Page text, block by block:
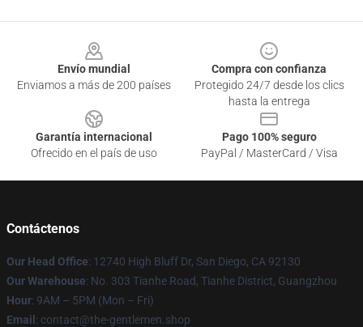
Envío mundial
Enviamos a más de 200 países
Compra con confianza
Protegido 24/7 desde los clics
hasta la entrega
Garantía internacional
Ofrecido en el país de uso
Pago 100% seguro
PayPal / MasterCard / Visa
Contáctenos
Our Head Office: 12740 High Bluff Dr, San Diego, CA 92130
Our Warehouse: No. 303 Tianhe Road, Tianhe District, Guangzhou
Hour: 9AM – 5PM (Mon – Fri)
Email : contact@the-gentlemen.shop